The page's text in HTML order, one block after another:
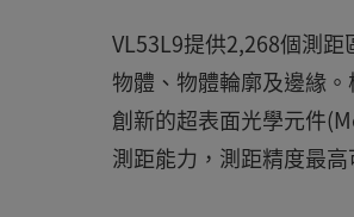
VL53L9提供2,268個測
物體、物體輪廓及邊緣
創新的超表面光學元件
測距能力，測距精度最